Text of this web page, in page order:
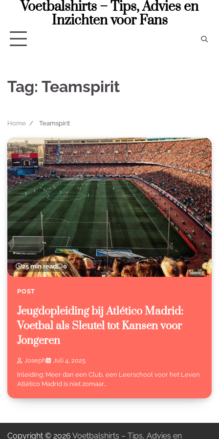
Voetbalshirts – Tips, Advies en
Inzichten voor Fans
Tag: Teamspirit
Home Teamspirit
25 min read 0
POST
Jeugdopleiding bij Atlético Madrid:
Voetbal als Sleutel tot Kansen voor
Jongeren
Joseph
Juli 4, 2025
Inleiding: Meer dan een Club, een Leerschool voor het Leven
Atlético Madrid is niet zomaar…
Copyright © 2026 Voetbalshirts – Tips, Advies en